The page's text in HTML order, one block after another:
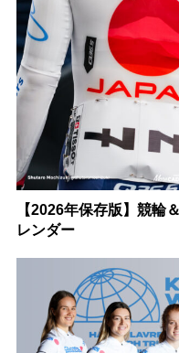
【2026年保存版】競輪
レンダー